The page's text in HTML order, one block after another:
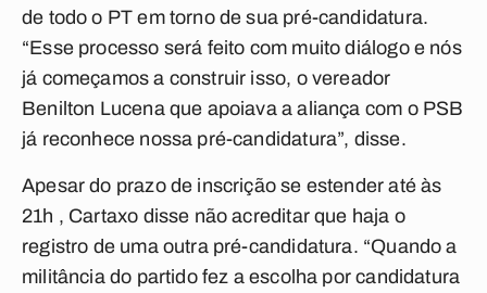
de todo o PT em torno de sua pré-candidatura.
“Esse processo será feito com muito diálogo e nós
já começamos a construir isso, o vereador
Benilton Lucena que apoiava a aliança com o PSB
já reconhece nossa pré-candidatura”, disse.
Apesar do prazo de inscrição se estender até às
21h , Cartaxo disse não acreditar que haja o
registro de uma outra pré-candidatura. “Quando a
militância do partido fez a escolha por candidatura